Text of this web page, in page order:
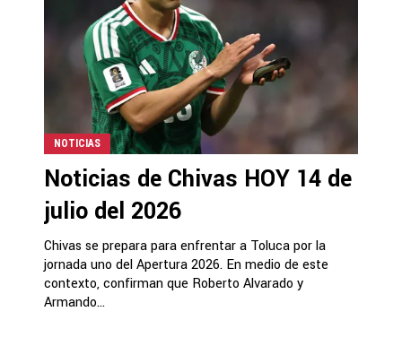
NOTICIAS
Noticias de Chivas HOY 14 de
julio del 2026
Chivas se prepara para enfrentar a Toluca por la
jornada uno del Apertura 2026. En medio de este
contexto, confirman que Roberto Alvarado y
Armando...